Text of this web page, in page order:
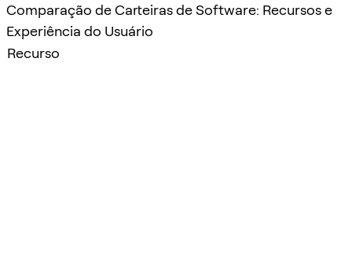
Comparação de Carteiras de Software: Recursos e
Experiência do Usuário
Recurso